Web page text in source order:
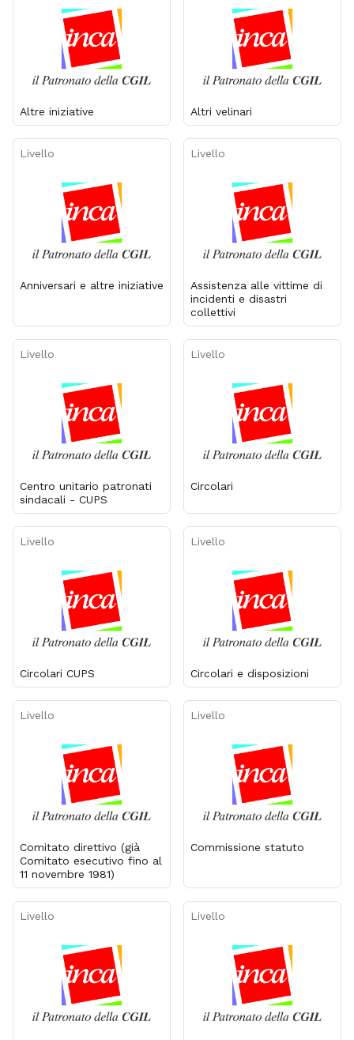
Altre iniziative Altri velinari
Livello
Anniversari e altre iniziative
Livello
Assistenza alle vittime di
incidenti e disastri
collettivi
Livello
Centro unitario patronati
sindacali - CUPS
Livello
Circolari
Livello
Circolari CUPS
Livello
Circolari e disposizioni
Livello
Comitato direttivo (già
Comitato esecutivo fino al
11 novembre 1981)
Livello
Commissione statuto
Livello Livello